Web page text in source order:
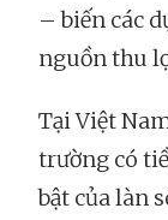
– biến các
nguồn thu
Tại Việt
trường có
bật của làn